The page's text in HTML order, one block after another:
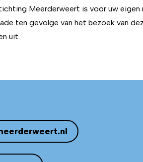
Meerderweert is voor uw
ten gevolge van het bezoek van
uit.